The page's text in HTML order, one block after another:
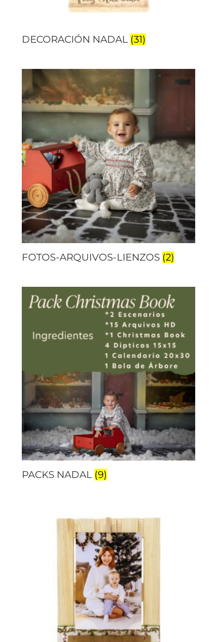
DECORACIÓN NADAL (31)
FOTOS-ARQUIVOS-LIENZOS (2)
PACKS NADAL (9)